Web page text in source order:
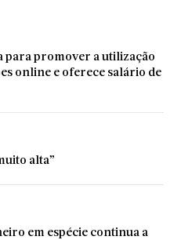
para promover a utilização
online e oferece salário de
alta”
em espécie continua a